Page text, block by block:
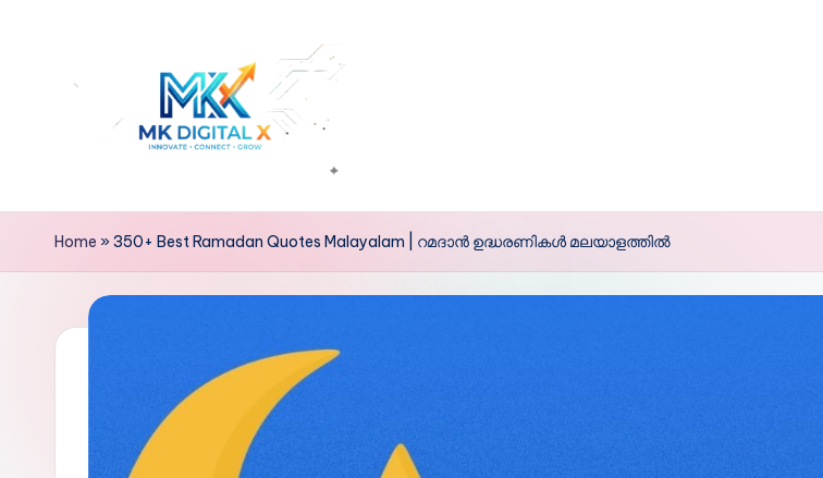
M
k
i
Digital
Home »350+ Best Ramadan Quotes Malayalam | റമദാൻ ഉദ്ധരണികൾ മലയാളത്തിൽ